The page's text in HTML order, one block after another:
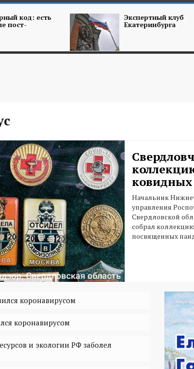
код: есть
пост-
Экспертный клуб
Екатеринбурга
Начальник
управления
Свердловской
собрал
посвященных
коронавирусом
коронавирусом
и экологии РФ заболел